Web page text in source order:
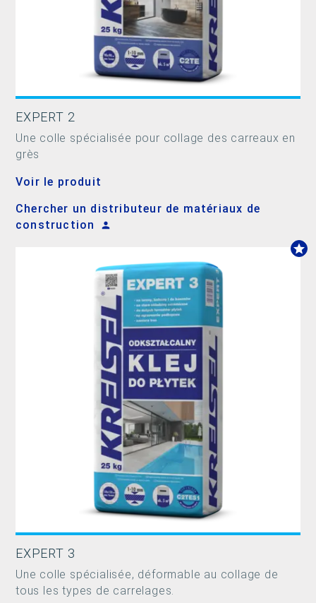
EXPERT 2
Une colle spécialisée pour collage des carreaux en
grès
Voir le produit
Chercher un distributeur de matériaux de
construction
EXPERT 3
Une colle spécialisée, déformable au collage de
tous les types de carrelages.